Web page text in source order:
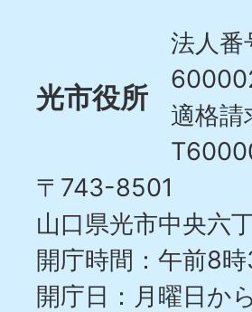
光市役所
法人番
適格請
〒743-8501
山口県光市中央六
開庁時間：午前8
開庁日：月曜日か